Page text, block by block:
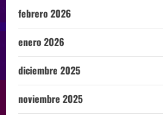
febrero 2026
enero 2026
diciembre 2025
noviembre 2025